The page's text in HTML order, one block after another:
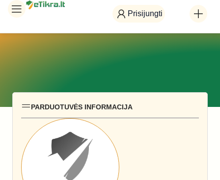
Prisijungti
PARDUOTUVĖS INFORMACIJA